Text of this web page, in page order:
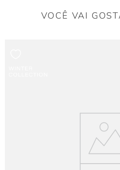
VOCÊ VAI